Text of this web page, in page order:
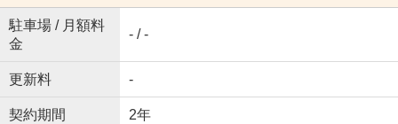
駐車場 / 月額料
金
- / -
更新料 -
契約期間 2年